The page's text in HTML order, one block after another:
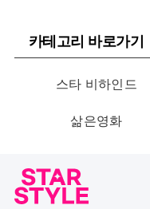
카테고리 바로가기
스타 비하인드
삶은영화